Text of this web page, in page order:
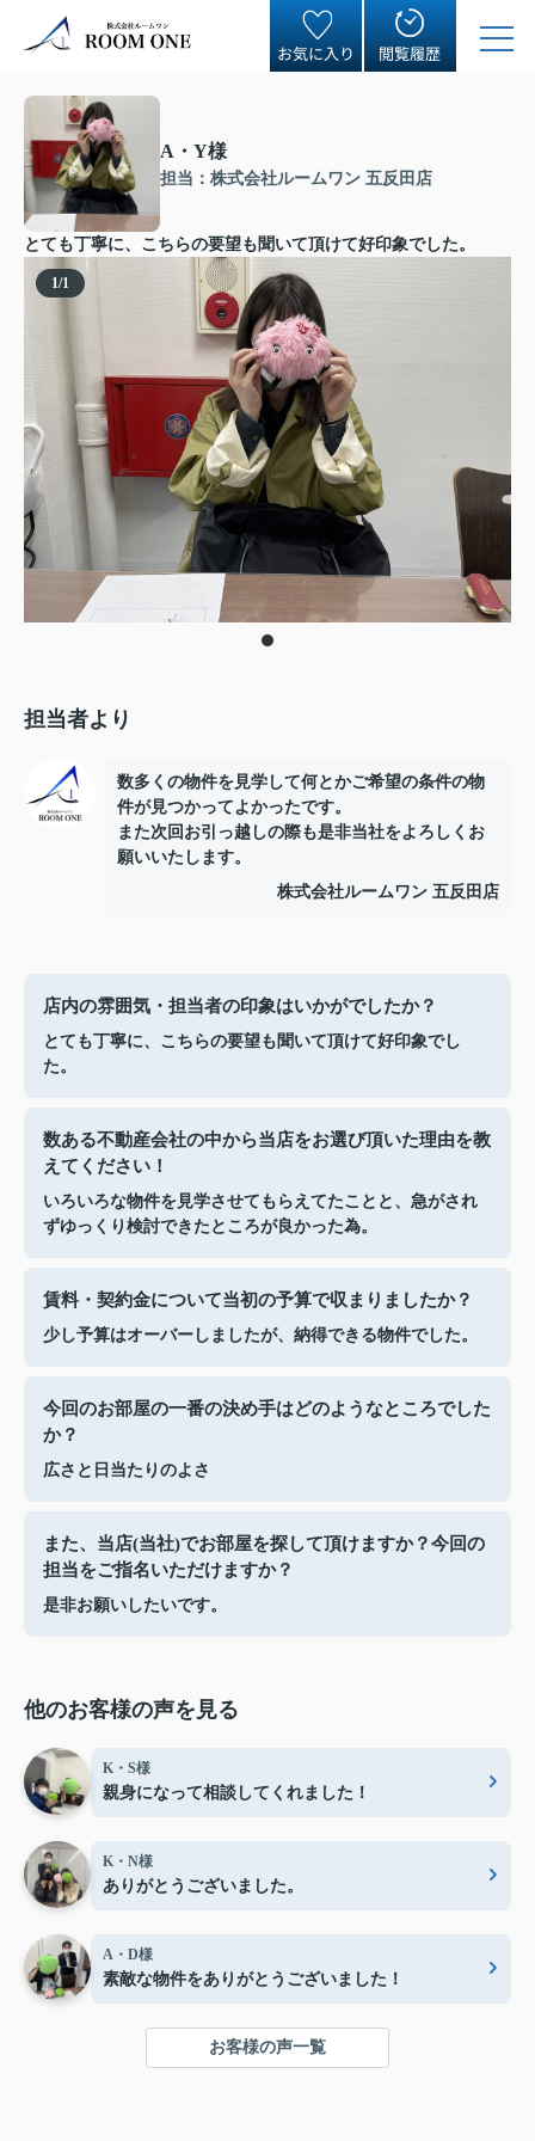
お気に入り 閲覧履歴
A・Y様
担当：株式会社ルームワン 五反田店
とても丁寧に、こちらの要望も聞いて頂けて好印象でした。
1/1
担当者より
数多くの物件を見学して何とかご希望の条件の物
件が見つかってよかったです。
また次回お引っ越しの際も是非当社をよろしくお
願いいたします。
株式会社ルームワン 五反田店
店内の雰囲気・担当者の印象はいかがでしたか？
とても丁寧に、こちらの要望も聞いて頂けて好印象でし
た。
数ある不動産会社の中から当店をお選び頂いた理由を教
えてください！
いろいろな物件を見学させてもらえてたことと、急がされ
ずゆっくり検討できたところが良かった為。
賃料・契約金について当初の予算で収まりましたか？
少し予算はオーバーしましたが、納得できる物件でした。
今回のお部屋の一番の決め手はどのようなところでした
か？
広さと日当たりのよさ
また、当店(当社)でお部屋を探して頂けますか？今回の
担当をご指名いただけますか？
是非お願いしたいです。
他のお客様の声を見る
K・S様
親身になって相談してくれました！
K・N様
ありがとうございました。
A・D様
素敵な物件をありがとうございました！
お客様の声一覧